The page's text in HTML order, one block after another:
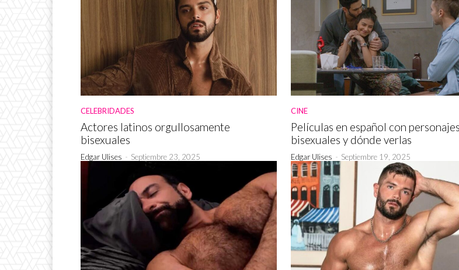
CELEBRIDADES
Actores latinos orgullosamente
bisexuales
Edgar Ulises - Septiembre 23, 2025
CINE
Películas en español con personajes
bisexuales y dónde verlas
Edgar Ulises - Septiembre 19, 2025